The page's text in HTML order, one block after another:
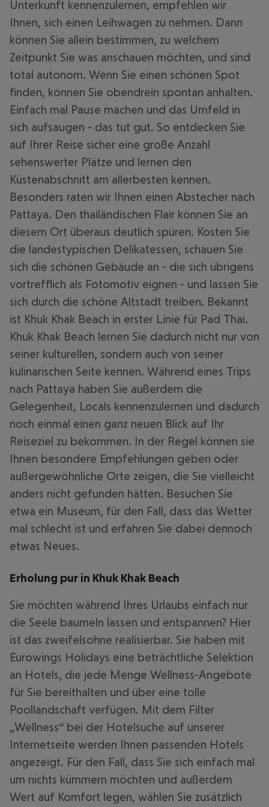
Unterkunft kennenzulernen, empfehlen wir
Ihnen, sich einen Leihwagen zu nehmen. Dann
können Sie allein bestimmen, zu welchem
Zeitpunkt Sie was anschauen möchten, und sind
total autonom. Wenn Sie einen schönen Spot
finden, können Sie obendrein spontan anhalten.
Einfach mal Pause machen und das Umfeld in
sich aufsaugen - das tut gut. So entdecken Sie
auf Ihrer Reise sicher eine große Anzahl
sehenswerter Plätze und lernen den
Küstenabschnitt am allerbesten kennen.
Besonders raten wir Ihnen einen Abstecher nach
Pattaya. Den thailändischen Flair können Sie an
diesem Ort überaus deutlich spüren. Kosten Sie
die landestypischen Delikatessen, schauen Sie
sich die schönen Gebäude an - die sich übrigens
vortrefflich als Fotomotiv eignen - und lassen Sie
sich durch die schöne Altstadt treiben. Bekannt
ist Khuk Khak Beach in erster Linie für Pad Thai.
Khuk Khak Beach lernen Sie dadurch nicht nur von
seiner kulturellen, sondern auch von seiner
kulinarischen Seite kennen. Während eines Trips
nach Pattaya haben Sie außerdem die
Gelegenheit, Locals kennenzulernen und dadurch
noch einmal einen ganz neuen Blick auf Ihr
Reiseziel zu bekommen. In der Regel können sie
Ihnen besondere Empfehlungen geben oder
außergewöhnliche Orte zeigen, die Sie vielleicht
anders nicht gefunden hätten. Besuchen Sie
etwa ein Museum, für den Fall, dass das Wetter
mal schlecht ist und erfahren Sie dabei dennoch
etwas Neues.
Erholung pur in Khuk Khak Beach
Sie möchten während Ihres Urlaubs einfach nur
die Seele baumeln lassen und entspannen? Hier
ist das zweifelsohne realisierbar. Sie haben mit
Eurowings Holidays eine beträchtliche Selektion
an Hotels, die jede Menge Wellness-Angebote
für Sie bereithalten und über eine tolle
Poollandschaft verfügen. Mit dem Filter
„Wellness“ bei der Hotelsuche auf unserer
Internetseite werden Ihnen passenden Hotels
angezeigt. Für den Fall, dass Sie sich einfach mal
um nichts kümmern möchten und außerdem
Wert auf Komfort legen, wählen Sie zusätzlich